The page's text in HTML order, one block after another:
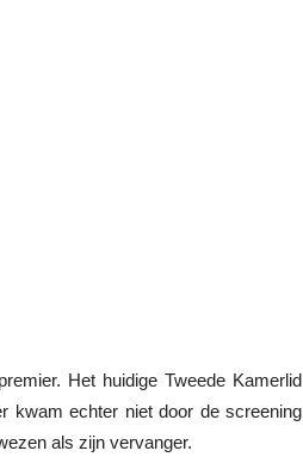
Het huidige Tweede Kamerlid
kwam echter niet door de screening
als zijn vervanger.